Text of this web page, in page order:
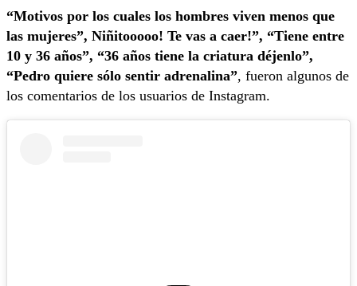
“Motivos por los cuales los hombres viven menos que
las mujeres”, Niñitooooo! Te vas a caer!”, “Tiene entre
10 y 36 años”, “36 años tiene la criatura déjenlo”,
“Pedro quiere sólo sentir adrenalina”, fueron algunos de
los comentarios de los usuarios de Instagram.